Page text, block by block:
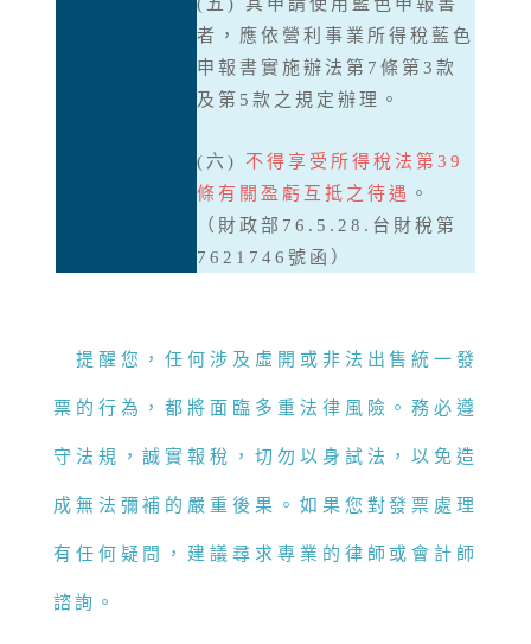
者，應依營利事業所得稅藍色
申報書實施辦法第7條第3款
及第5款之規定辦理。
(六) 不得享受所得稅法第39
條有關盈虧互抵之待遇 。
（財政部76.5.28.台財稅第
7621746號函）
提醒您，任何涉及虛開或非法出售統一發
票的行為，都將面臨多重法律風險。務必遵
守法規，誠實報稅，切勿以身試法，以免造
成無法彌補的嚴重後果。如果您對發票處理
有任何疑問，建議尋求專業的律師或會計師
諮詢。